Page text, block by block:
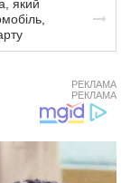
який
РЕКЛАМА
РЕКЛАМА